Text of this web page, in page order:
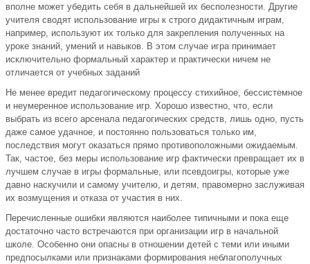
вполне может убедить себя в дальнейшей их бесполезности. Другие
учителя сводят использование игры к строго дидактичным играм,
например, используют их только для закрепления полученных на
уроке знаний, умений и навыков. В этом случае игра принимает
исключительно формальный характер и практически ничем не
отличается от учебных заданий
Не менее вредит педагогическому процессу стихийное, бессистемное
и неумеренное использование игр. Хорошо известно, что, если
выбрать из всего арсенала педагогических средств, лишь одно, пусть
даже самое удачное, и постоянно пользоваться только им,
последствия могут оказаться прямо противоположными ожидаемым.
Так, частое, без меры использование игр фактически превращает их в
лучшем случае в игры формальные, или псевдоигры, которые уже
давно наскучили и самому учителю, и детям, правомерно заслуживая
их возмущения и отказа от участия в них.
Перечисленные ошибки являются наиболее типичными и пока еще
достаточно часто встречаются при организации игр в начальной
школе. Особенно они опасны в отношении детей с теми или иными
предпосылками или признаками формирования неблагополучных